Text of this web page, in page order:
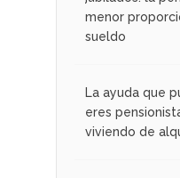
menor
sueldo
La ayuda que
eres
viviendo de